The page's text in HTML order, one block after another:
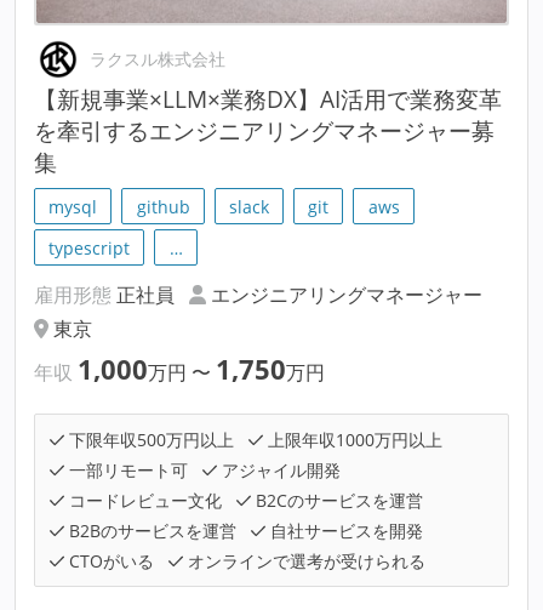
ラクスル株式会社
【新規事業×LLM×業務DX】AI活用で業務変革
を牽引するエンジニアリングマネージャー募
集
mysql github slack git
aws
typescript
…
雇用形態 正社員
エンジニアリングマネージャー
東京
年収 1,000万円 〜 1,750万円
下限年収500万円以上
上限年収1000万円以上
一部リモート可
アジャイル開発
コードレビュー文化
B2Cのサービスを運営
B2Bのサービスを運営
自社サービスを開発
CTOがいる
オンラインで選考が受けられる